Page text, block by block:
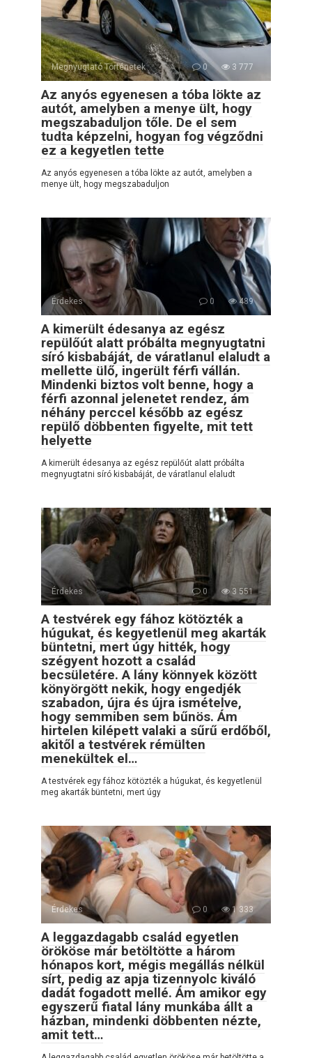
Megnyugtató Történetek 0 3 777
Az anyós egyenesen a tóba lökte az
autót, amelyben a menye ült, hogy
megszabaduljon tőle. De el sem
tudta képzelni, hogyan fog végződni
ez a kegyetlen tette
Az anyós egyenesen a tóba lökte az autót, amelyben a
menye ült, hogy megszabaduljon
Érdekes 0 489
A kimerült édesanya az egész
repülőút alatt próbálta megnyugtatni
síró kisbabáját, de váratlanul elaludt a
mellette ülő, ingerült férfi vállán.
Mindenki biztos volt benne, hogy a
férfi azonnal jelenetet rendez, ám
néhány perccel később az egész
repülő döbbenten figyelte, mit tett
helyette
A kimerült édesanya az egész repülőút alatt próbálta
megnyugtatni síró kisbabáját, de váratlanul elaludt
Érdekes 0 3 551
A testvérek egy fához kötözték a
húgukat, és kegyetlenül meg akarták
büntetni, mert úgy hitték, hogy
szégyent hozott a család
becsületére. A lány könnyek között
könyörgött nekik, hogy engedjék
szabadon, újra és újra ismételve,
hogy semmiben sem bűnös. Ám
hirtelen kilépett valaki a sűrű erdőből,
akitől a testvérek rémülten
menekültek el…
A testvérek egy fához kötözték a húgukat, és kegyetlenül
meg akarták büntetni, mert úgy
Érdekes 0 1 333
A leggazdagabb család egyetlen
örököse már betöltötte a három
hónapos kort, mégis megállás nélkül
sírt, pedig az apja tizennyolc kiváló
dadát fogadott mellé. Ám amikor egy
egyszerű fiatal lány munkába állt a
házban, mindenki döbbenten nézte,
amit tett…